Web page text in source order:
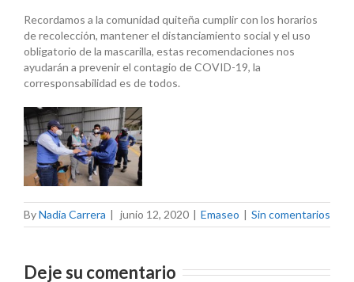
Recordamos a la comunidad quiteña cumplir con los horarios
de recolección, mantener el distanciamiento social y el uso
obligatorio de la mascarilla, estas recomendaciones nos
ayudarán a prevenir el contagio de COVID-19, la
corresponsabilidad es de todos.
ByNadia Carrera | junio 12, 2020 | Emaseo | Sin comentarios
Deje su comentario